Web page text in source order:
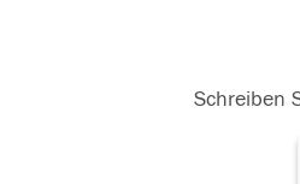
Schreiben